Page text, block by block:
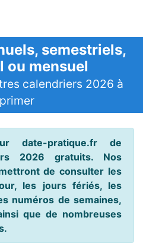
semestriels,
ou mensuel
calendriers 2026 à
date-pratique.fr de
2026 gratuits. Nos
de consulter les
les jours fériés, les
numéros de semaines,
que de nombreuses